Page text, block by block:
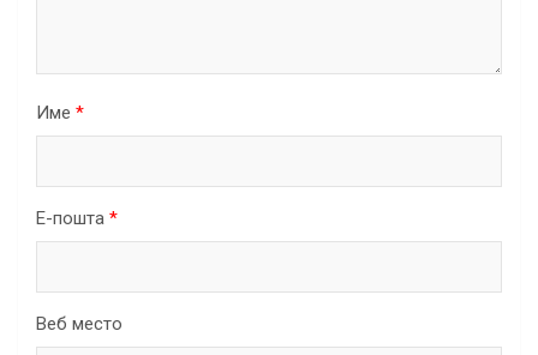
Име *
Е-пошта *
Веб место